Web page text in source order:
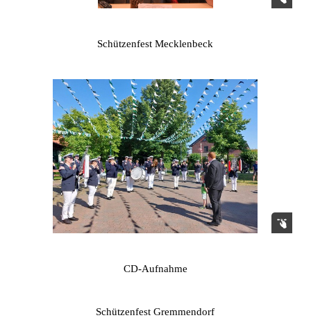
Schützenfest Mecklenbeck
CD-Aufnahme
Schützenfest Gremmendorf